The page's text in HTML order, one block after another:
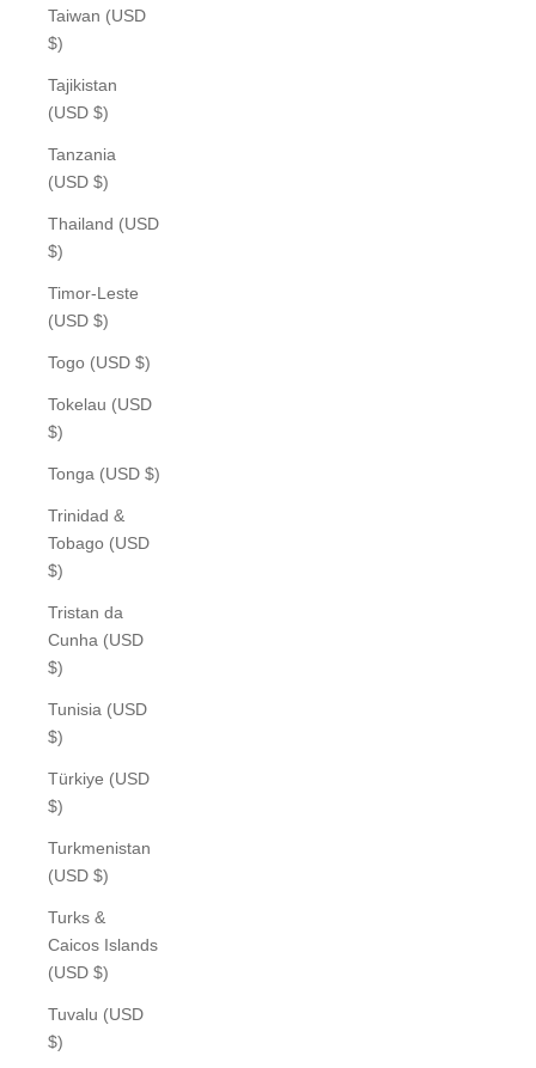
Taiwan (USD
$)
Tajikistan
(USD $)
Tanzania
(USD $)
Thailand (USD
$)
Timor-Leste
(USD $)
Togo (USD $)
Tokelau (USD
$)
Tonga (USD $)
Trinidad &
Tobago (USD
$)
Tristan da
Cunha (USD
$)
Tunisia (USD
$)
Türkiye (USD
$)
Turkmenistan
(USD $)
Turks &
Caicos Islands
(USD $)
Tuvalu (USD
$)